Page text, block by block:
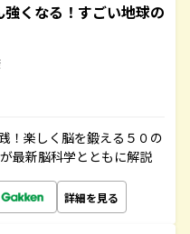
くなる！すごい地球の
！楽しく脳を鍛える５０の
最新脳科学とともに解説
詳細を見る